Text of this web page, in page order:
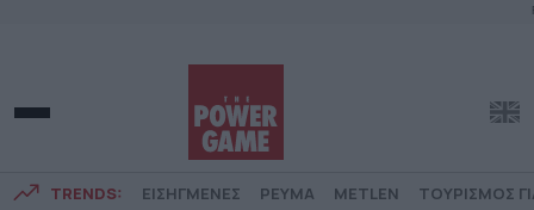
TRENDS: ΕΙΣΗΓΜΕΝΕΣ ΡΕΥΜΑ METLEN ΤΟΥΡΙΣΜΟΣ